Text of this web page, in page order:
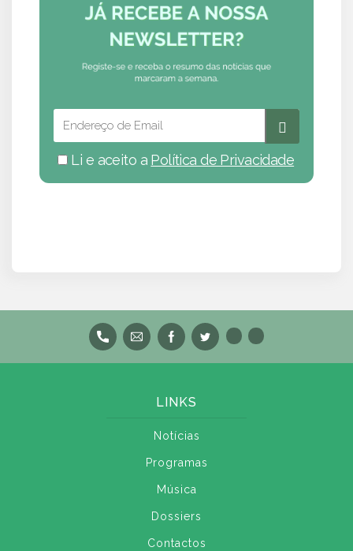
Li e aceito a Política de Privacidade
LINKS
Notícias
Programas
Música
Dossiers
Contactos